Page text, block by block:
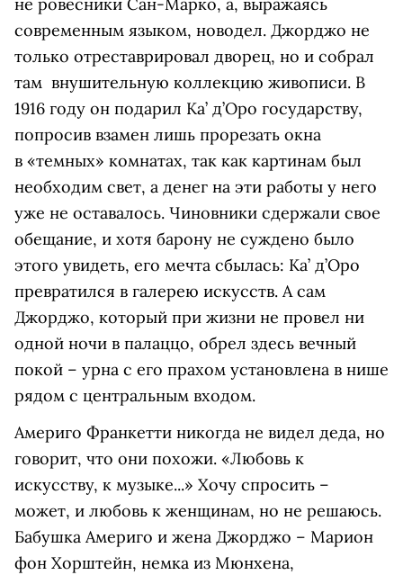
современным языком, новодел. Джорджо не
только отреставрировал дворец, но и собрал
там внушительную коллекцию живописи. В
1916 году он подарил Ка’ д’Оро государству,
попросив взамен лишь прорезать окна
в «темных» комнатах, так как картинам был
необходим свет, а денег на эти работы у него
уже не оставалось. Чиновники сдержали свое
обещание, и хотя барону не суждено было
этого увидеть, его мечта сбылась: Ка’ д’Оро
превратился в галерею искусств. А сам
Джорджо, который при жизни не провел ни
одной ночи в палаццо, обрел здесь вечный
покой – урна с его прахом установлена в нише
рядом с центральным входом.
Америго Франкетти никогда не видел деда, но
говорит, что они похожи. «Любовь к
искусству, к музыке...» Хочу спросить –
может, и любовь к женщинам, но не решаюсь.
Бабушка Америго и жена Джорджо – Марион
фон Хорштейн, немка из Мюнхена,